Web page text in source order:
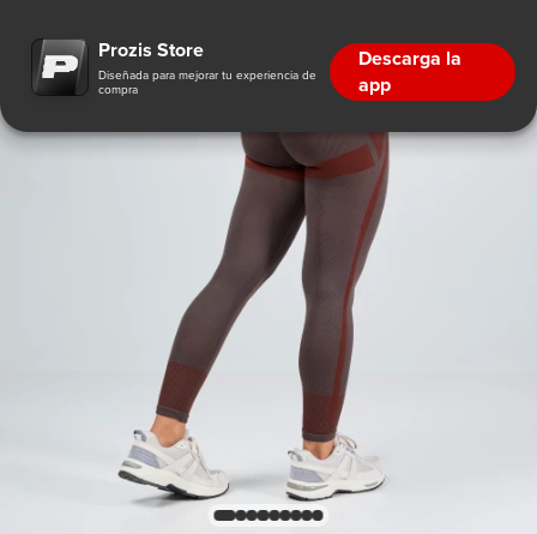
Prozis Store
Diseñada para mejorar tu experiencia de
compra
Descarga la
app